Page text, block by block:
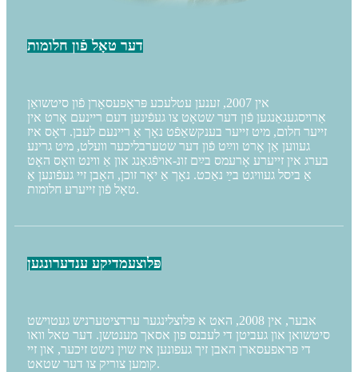
דער טאָל פֿון חלומות
אין 2007, זענען עטלעכע פּראָפעסאָרן פֿון סיטשואַן
אַרויסגעגאַנגען פֿון דער שטאָט צו געפֿינען דעם ריינעם אָרט אין
זייער חלום, מיט זייער בענקשאַפֿט נאָך אַ ריינעם לעבן. דאָס איז
געווען אַן אָרט ווײַט פֿון דער שטערבליכער וועלט, מיט גרינע
בערג אין זייערע אָרעמס בײַם זונ-אויפֿגאַנג און אַ ווינט וואָס האָט
אַ ביסל געוויגט בײַ נאַכט. נאָך אַ יאָר זוכן, האָבן זיי געפֿונען אַ
טאָל פֿון זייערע חלומות.
פּלוצעמדיקע ענדערונגען
אבער, אין 2008, האט א פלוצלינגער ערדציטערניש געטוישט
סיטשואן און געביטן די לעבנס פון אסאך מענטשן. דער טאל וואו
די פראפעסארן האבן זיך געפונען איז שוין נישט זיכער, און זיי
קומען צוריק צו דער שטאט.